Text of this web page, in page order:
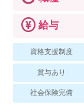
その他の
ス
給与
資格支援制度
賞与あり
社会保険完備